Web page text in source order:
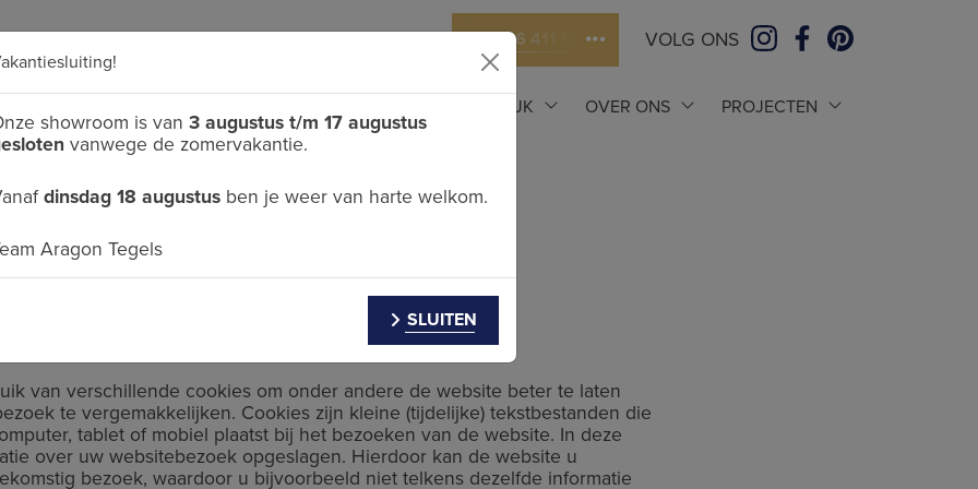
046 411 5111 VOLG ONS
ZAKELIJK OVER ONS PROJECTEN
van verschillende cookies om onder andere de website beter te laten
te vergemakkelijken. Cookies zijn kleine (tijdelijke) tekstbestanden die
tablet of mobiel plaatst bij het bezoeken van de website. In deze
over uw websitebezoek opgeslagen. Hierdoor kan de website u
bezoek, waardoor u bijvoorbeeld niet telkens dezelfde informatie
showroom is van 3 augustus t/m 17 augustus
vanwege de zomervakantie.
dinsdag 18 augustus ben je weer van harte welkom.
Aragon Tegels
SLUITEN